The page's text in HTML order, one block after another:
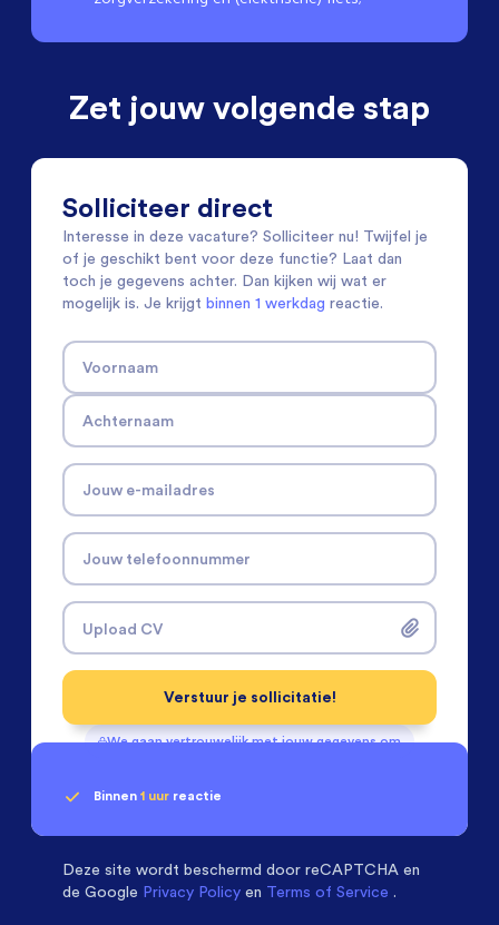
Zet jouw volgende stap
Solliciteer direct
Interesse in deze vacature? Solliciteer nu! Twijfel je
of je geschikt bent voor deze functie? Laat dan
toch je gegevens achter. Dan kijken wij wat er
mogelijk is. Je krijgt binnen 1 werkdag reactie.
Voornaam
Achternaam
Jouw e-mailadres
Jouw telefoonnummer
Upload CV
We gaan vertrouwelijk met jouw gegevens om
Verstuur je sollicitatie!
Binnen 1 uur reactie
Deze site wordt beschermd door reCAPTCHA en
de Google Privacy Policy en Terms of Service .